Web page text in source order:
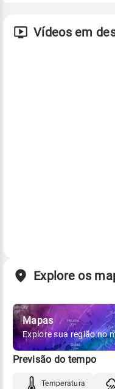
Vídeos em
Explore os
Mapas
Explore sua região no
Previsão do tempo
Temperatura